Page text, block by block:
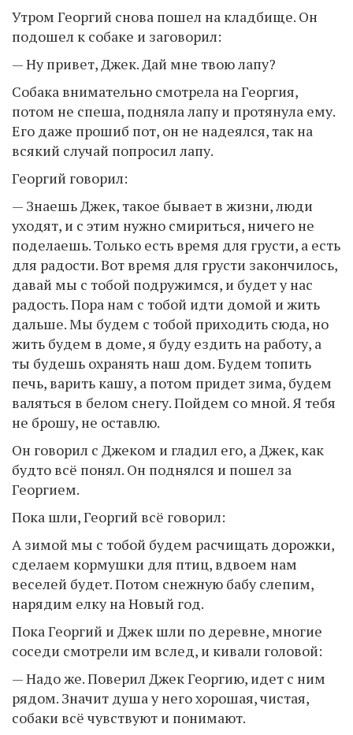
Утром Георгий снова пошел на кладбище. Он
подошел к собаке и заговорил:
— Ну привет, Джек. Дай мне твою лапу?
Собака внимательно смотрела на Георгия,
потом не спеша, подняла лапу и протянула ему.
Его даже прошиб пот, он не надеялся, так на
всякий случай попросил лапу.
Георгий говорил:
— Знаешь Джек, такое бывает в жизни, люди
уходят, и с этим нужно смириться, ничего не
поделаешь. Только есть время для грусти, а есть
для радости. Вот время для грусти закончилось,
давай мы с тобой подружимся, и будет у нас
радость. Пора нам с тобой идти домой и жить
дальше. Мы будем с тобой приходить сюда, но
жить будем в доме, я буду ездить на работу, а
ты будешь охранять наш дом. Будем топить
печь, варить кашу, а потом придет зима, будем
валяться в белом снегу. Пойдем со мной. Я тебя
не брошу, не оставлю.
Он говорил с Джеком и гладил его, а Джек, как
будто всё понял. Он поднялся и пошел за
Георгием.
Пока шли, Георгий всё говорил:
А зимой мы с тобой будем расчищать дорожки,
сделаем кормушки для птиц, вдвоем нам
веселей будет. Потом снежную бабу слепим,
нарядим елку на Новый год.
Пока Георгий и Джек шли по деревне, многие
соседи смотрели им вслед, и кивали головой:
— Надо же. Поверил Джек Георгию, идет с ним
рядом. Значит душа у него хорошая, чистая,
собаки всё чувствуют и понимают.